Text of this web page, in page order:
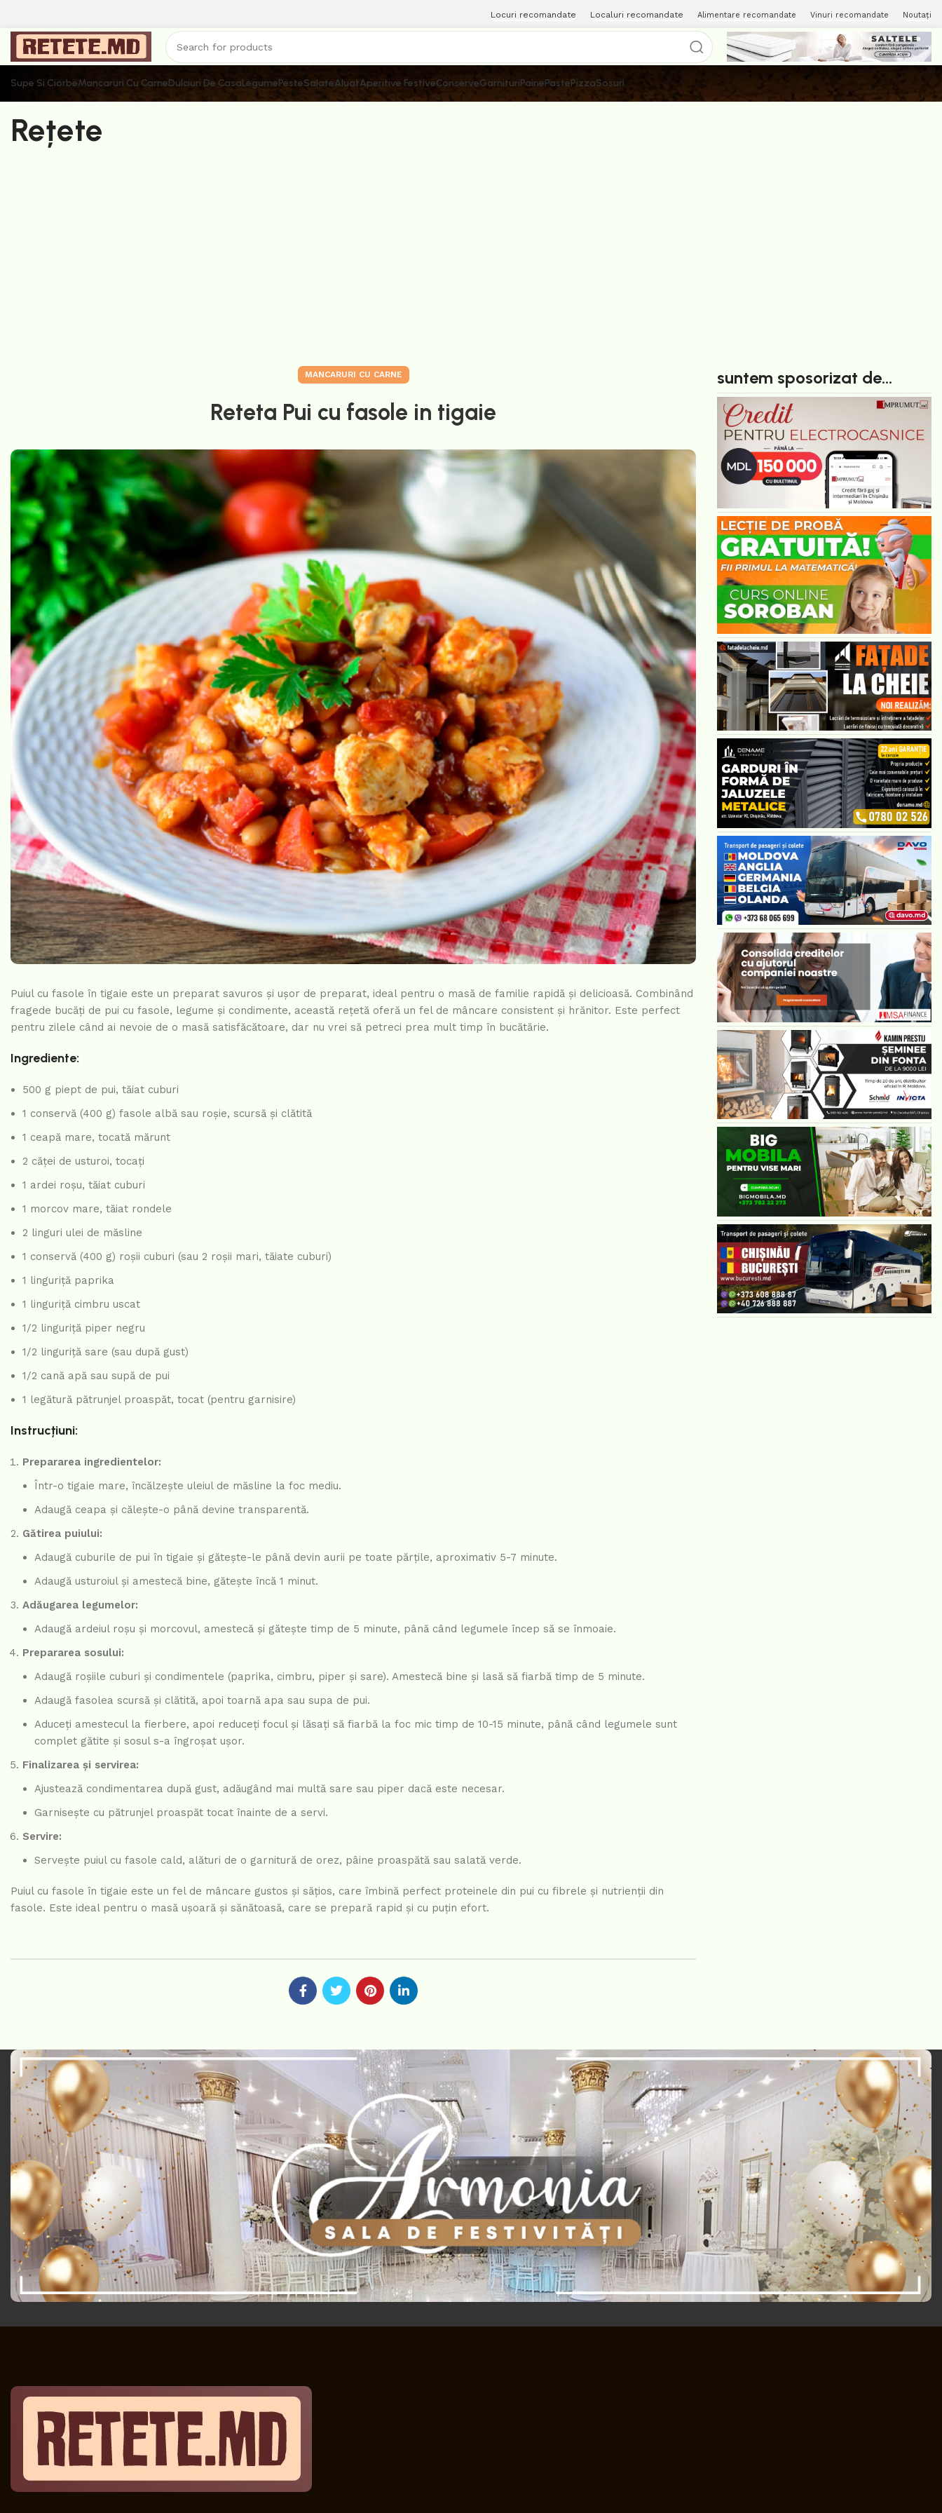
Locuri recomandate Localuri recomandate Alimentare recomandate Vinuri recomandate Noutați
Supe Si CiorbeMancaruri Cu CarneDulciuri De CasaLegumePesteSalateAluatAperitive FestiveConserveGarnituriPainePastePizzaSosuri
Rețete
MANCARURI CU CARNE
Reteta Pui cu fasole in tigaie
Puiul cu fasole în tigaie este un preparat savuros și ușor de preparat, ideal pentru o masă de familie rapidă și delicioasă. Combinând
fragede bucăți de pui cu fasole, legume și condimente, această rețetă oferă un fel de mâncare consistent și hrănitor. Este perfect
pentru zilele când ai nevoie de o masă satisfăcătoare, dar nu vrei să petreci prea mult timp în bucătărie.
Ingrediente:
500 g piept de pui, tăiat cuburi
1 conservă (400 g) fasole albă sau roșie, scursă și clătită
1 ceapă mare, tocată mărunt
2 căței de usturoi, tocați
1 ardei roșu, tăiat cuburi
1 morcov mare, tăiat rondele
2 linguri ulei de măsline
1 conservă (400 g) roșii cuburi (sau 2 roșii mari, tăiate cuburi)
1 linguriță paprika
1 linguriță cimbru uscat
1/2 linguriță piper negru
1/2 linguriță sare (sau după gust)
1/2 cană apă sau supă de pui
1 legătură pătrunjel proaspăt, tocat (pentru garnisire)
Instrucțiuni:
Prepararea ingredientelor:
Într-o tigaie mare, încălzește uleiul de măsline la foc mediu.
Adaugă ceapa și călește-o până devine transparentă.
Gătirea puiului:
Adaugă cuburile de pui în tigaie și gătește-le până devin aurii pe toate părțile, aproximativ 5-7 minute.
Adaugă usturoiul și amestecă bine, gătește încă 1 minut.
Adăugarea legumelor:
Adaugă ardeiul roșu și morcovul, amestecă și gătește timp de 5 minute, până când legumele încep să se înmoaie.
Prepararea sosului:
Adaugă roșiile cuburi și condimentele (paprika, cimbru, piper și sare). Amestecă bine și lasă să fiarbă timp de 5 minute.
Adaugă fasolea scursă și clătită, apoi toarnă apa sau supa de pui.
Aduceți amestecul la fierbere, apoi reduceți focul și lăsați să fiarbă la foc mic timp de 10-15 minute, până când legumele sunt
complet gătite și sosul s-a îngroșat ușor.
Finalizarea și servirea:
Ajustează condimentarea după gust, adăugând mai multă sare sau piper dacă este necesar.
Garnisește cu pătrunjel proaspăt tocat înainte de a servi.
Servire:
Servește puiul cu fasole cald, alături de o garnitură de orez, pâine proaspătă sau salată verde.
Puiul cu fasole în tigaie este un fel de mâncare gustos și sățios, care îmbină perfect proteinele din pui cu fibrele și nutrienții din
fasole. Este ideal pentru o masă ușoară și sănătoasă, care se prepară rapid și cu puțin efort.
suntem sposorizat de...